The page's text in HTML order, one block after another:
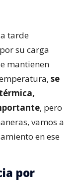
tarde
su carga
mantienen
se
, pero
vamos a
en ese
por